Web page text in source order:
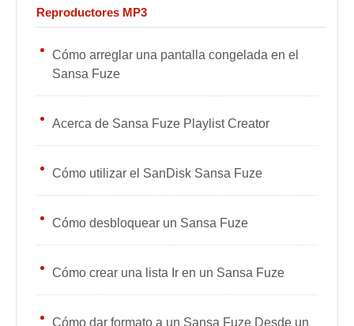
Reproductores MP3
Cómo arreglar una pantalla congelada en el
Sansa Fuze
Acerca de Sansa Fuze Playlist Creator
Cómo utilizar el SanDisk Sansa Fuze
Cómo desbloquear un Sansa Fuze
Cómo crear una lista Ir en un Sansa Fuze
Cómo dar formato a un Sansa Fuze Desde un